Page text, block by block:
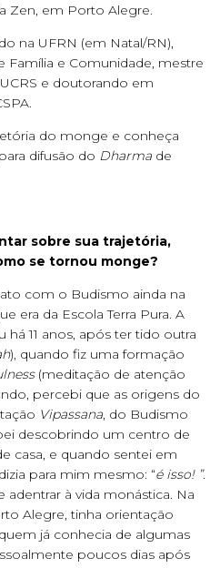
Zen, em Porto Alegre.
na UFRN (em Natal/RN),
Família e Comunidade, mestre
e doutorando em
do monge e conheça
difusão do Dharma de
sobre sua trajetória,
se tornou monge?
com o Budismo ainda na
era da Escola Terra Pura. A
11 anos, após ter tido outra
), quando fiz uma formação
(meditação de atenção
percebi que as origens do
Vipassana, do Budismo
descobrindo um centro de
casa, e quando sentei em
para mim mesmo: “é isso! ”.
adentrar à vida monástica. Na
Alegre, tinha orientação
já conhecia de algumas
poucos dias após